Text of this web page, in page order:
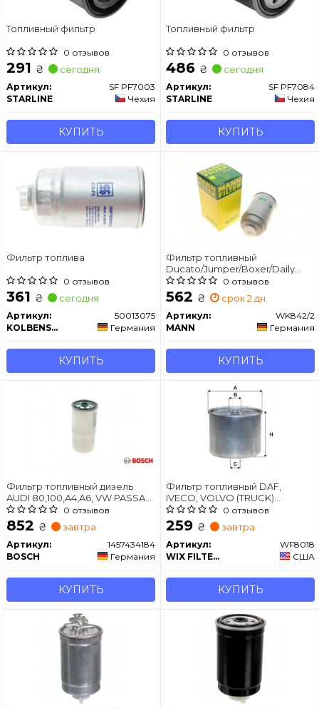
Топливный фильтр
0 отзывов
291 ₴ сегодня
Артикул:
SF PF7003
STARLINE
Чехия
КУПИТЬ
Топливный фильтр
0 отзывов
486 ₴ сегодня
Артикул:
SF PF7084
STARLINE
Чехия
КУПИТЬ
Фильтр топлива
0 отзывов
361 ₴ сегодня
Артикул:
50013075
KOLBENSCHMIDT
Германия
КУПИТЬ
Фильтр топливный
Ducato/Jumper/Boxer/Daily
1.9/2.0/2.2/2.5/2.8 D/TDI/HDi
MANN-FILTER WK842/2
0 отзывов
562 ₴ срок 2 дн.
Артикул:
WK842/2
MANN
Германия
КУПИТЬ
Фильтр топливный дизель
AUDI 80,100,A4,A6, VW PASSAT
1.9TDi,2.5TDi -000 отзывов
852 ₴ завтра
Артикул:
1457434184
BOSCH
Германия
КУПИТЬ
Фильтр топливный DAF,
IVECO, VOLVO (TRUCK)
WF8018/PM8190 отзывов
259 ₴ завтра
Артикул:
WF8018
WIX FILTERS
США
КУПИТЬ